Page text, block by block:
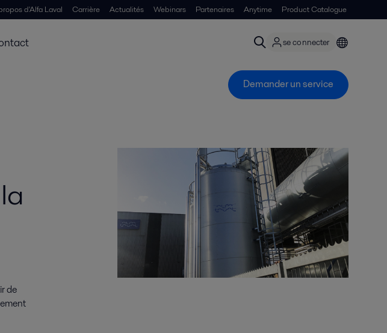
d'Alfa Laval Carrière Actualités Webinars Partenaires Anytime Product Catalogue
se connecter
Demander un service
de